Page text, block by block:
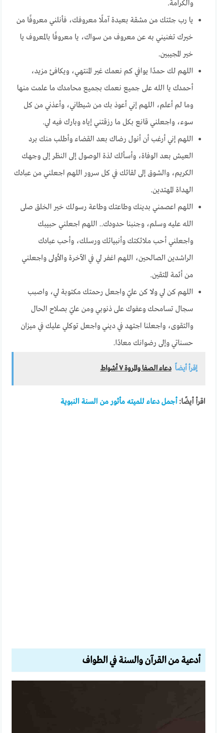
والكرامة.
يا رب جئتك من مشقة بعيدة آملًا معروفك، فأنلني معروفًا من
خيرك تغنيني به عن معروف من سواك، يا معروفًا بالمعروف يا
خير المجيبين.
اللهم لك حمدًا يوافي كم نعمك غير المنتهي، ويكافئ مزيد،
أحمدك يا الله على جميع نعمك بجميع محامدك ما علمت منها
وما لم أعلم، اللهم إني أعوذ بك من شيطاني، وأعذني من كل
سوء، واجعلني قانع بكل ما رزقتني إياه وبارك فيه لي.
اللهم إني أرغب أن أنول رضاك بعد القضاء وأطلب منك برد
العيش بعد الوفاة، وأسألك لذة الوصول إلى النظر إلى وجهك
الكريم، والشوق إلى لقائك في كل سرور اللهم اجعلني من عبادك
الهداة المهتدين.
اللهم اعصمني بدينك وطاعتك وطاعة رسولك خير الخلق صلى
الله عليه وسلم، وجنبنا حدودك.. اللهم اجعلني حبيبك
واجعلني أحب ملائكتك وأنبيائك ورسلك، وأحب عبادك
الراشدين الصالحين، اللهم اغفر لي في الآخرة والأولى واجعلني
من أئمة المتقين.
اللهم كن لي ولا كن عليّ واجعل رحمتك مكتوبة لي، واصبب
سجال تسامحك وعفوك على ذنوبي ومن عليّ بصلاح الحال
والتقوى، واجعلنا اجتهد في ديني واجعل توكلي عليك في ميزان
حسناتي وإلى رضوانك معادًا.
إقرأ أيضاً دعاء الصفا والمروة ٧ أشواط
اقرأ أيضًا:أجمل دعاء للميته مأثور من السنة النبوية
أدعية من القرآن والسنة في الطواف